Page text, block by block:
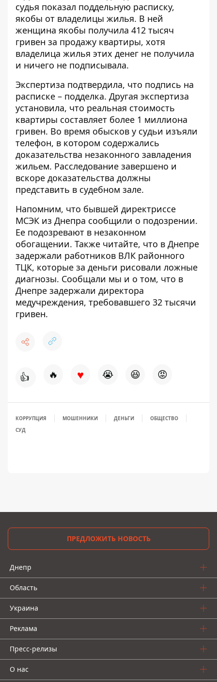
судья показал поддельную расписку,
якобы от владелицы жилья. В ней
женщина якобы получила 412 тысяч
гривен за продажу квартиры, хотя
владелица жилья этих денег не получила
и ничего не подписывала.
Экспертиза подтвердила, что подпись на
расписке – подделка. Другая экспертиза
установила, что реальная стоимость
квартиры составляет более 1 миллиона
гривен. Во время обысков у судьи изъяли
телефон, в котором содержались
доказательства незаконного завладения
жильем. Расследование завершено и
вскоре доказательства должны
представить в судебном зале.
Напомним, что бывшей директриссе
МСЭК из Днепра сообщили о подозрении.
Ее подозревают в незаконном
обогащении. Также читайте, что в Днепре
задержали работников ВЛК районного
ТЦК, которые за деньги рисовали ложные
диагнозы. Сообщали мы и о том, что в
Днепре задержали директора
медучреждения, требовавшего 32 тысячи
гривен.
👍 🔥 ♥ 😭 😆 😡
КОРРУПЦИЯ МОШЕННИКИ ДЕНЬГИ
ОБЩЕСТВО
СУД
ПРЕДЛОЖИТЬ НОВОСТЬ
Днепр
Область
Украина
Реклама
Пресс-релизы
О нас